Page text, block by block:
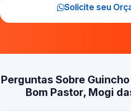
Solicite seu
Perguntas Sobre
Bom Pastor, Mogi